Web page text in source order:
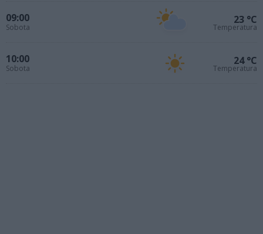
09:00
Sobota
23 °C
Temperatura
10:00
Sobota
24 °C
Temperatura